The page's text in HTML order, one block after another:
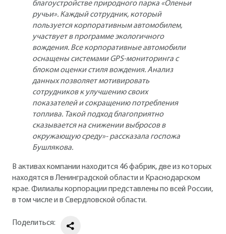
благоустройстве природного парка «Оленьи
ручьи». Каждый сотрудник, который
пользуется корпоративным автомобилем,
участвует в программе экологичного
вождения. Все корпоративные автомобили
оснащены системами GPS-мониторинга с
блоком оценки стиля вождения. Анализ
данных позволяет мотивировать
сотрудников к улучшению своих
показателей и сокращению потребления
топлива. Такой подход благоприятно
сказывается на снижении выбросов в
окружающую среду»- рассказала госпожа
Бушлякова.
В активах компании находится 46 фабрик, две из которых
находятся в Ленинградской области и Краснодарском
крае. Филиалы корпорации представлены по всей России,
в том числе и в Свердловской области.
Поделиться: